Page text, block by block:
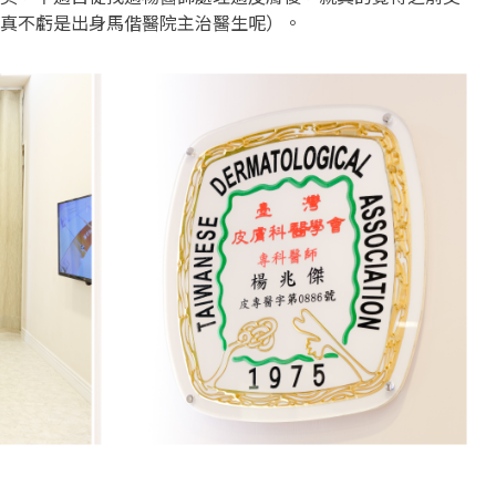
不虧是出身馬偕醫院主治醫生呢）。